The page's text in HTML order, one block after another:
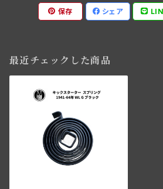
保存 シェア
最近チェックした商品